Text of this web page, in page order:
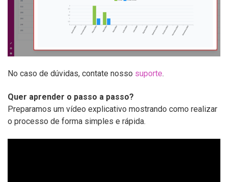
No caso de dúvidas, contate nosso suporte.
Quer aprender o passo a passo?
Preparamos um vídeo explicativo mostrando como realizar
o processo de forma simples e rápida.